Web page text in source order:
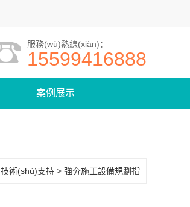
服務(wù)熱線(xiàn)：
15599416888
案例展示
技術(shù)支持 > 強夯施工設備規劃指